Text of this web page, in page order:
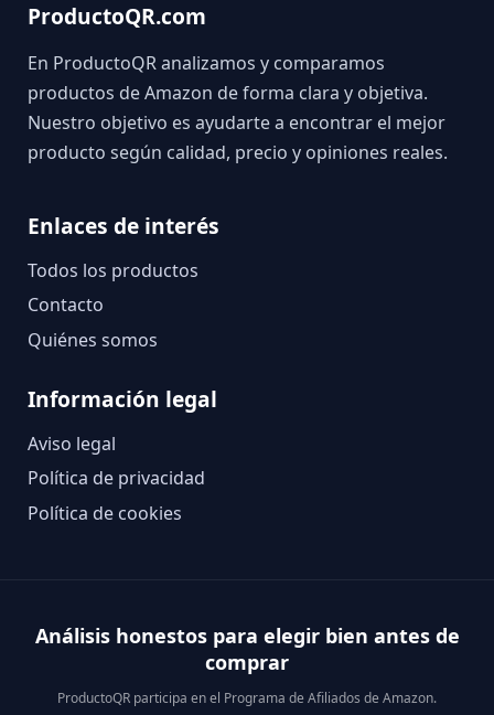
ProductoQR.com
En ProductoQR analizamos y comparamos
productos de Amazon de forma clara y objetiva.
Nuestro objetivo es ayudarte a encontrar el mejor
producto según calidad, precio y opiniones reales.
Enlaces de interés
Todos los productos
Contacto
Quiénes somos
Información legal
Aviso legal
Política de privacidad
Política de cookies
Análisis honestos para elegir bien antes de
comprar
ProductoQR participa en el Programa de Afiliados de Amazon.